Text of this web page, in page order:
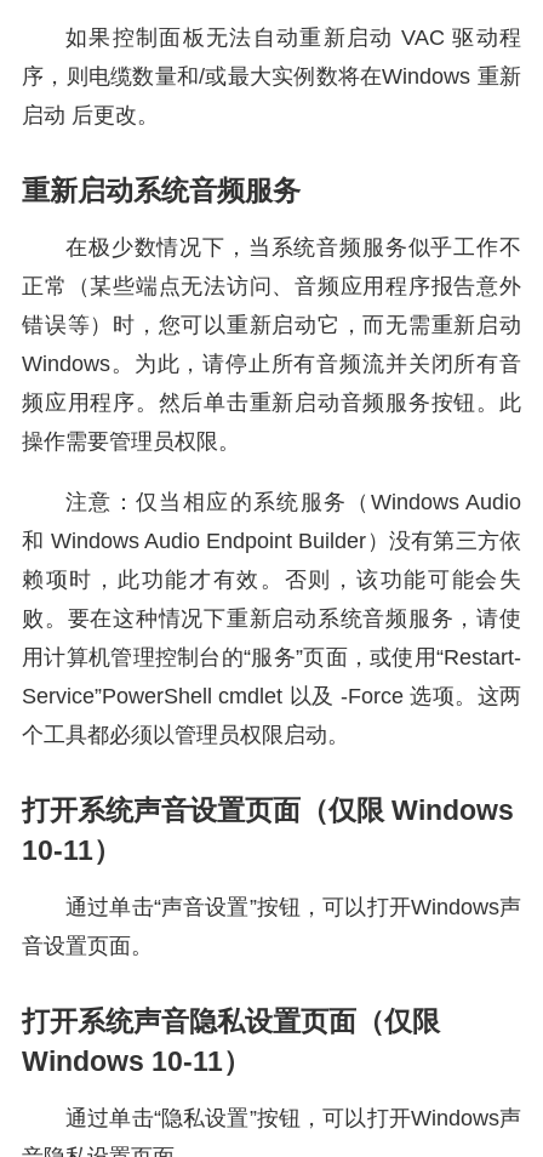
如果控制面板无法自动重新启动 VAC 驱动程
序，则电缆数量和/或最大实例数将在Windows 重新
启动 后更改。
重新启动系统音频服务
在极少数情况下，当系统音频服务似乎工作不
正常（某些端点无法访问、音频应用程序报告意外
错误等）时，您可以重新启动它，而无需重新启动
Windows。为此，请停止所有音频流并关闭所有音
频应用程序。然后单击重新启动音频服务按钮。此
操作需要管理员权限。
注意：仅当相应的系统服务（Windows Audio
和 Windows Audio Endpoint Builder）没有第三方依
赖项时，此功能才有效。否则，该功能可能会失
败。要在这种情况下重新启动系统音频服务，请使
用计算机管理控制台的“服务”页面，或使用“Restart-
Service”PowerShell cmdlet 以及 -Force 选项。这两
个工具都必须以管理员权限启动。
打开系统声音设置页面（仅限 Windows
10-11）
通过单击“声音设置”按钮，可以打开Windows声
音设置页面。
打开系统声音隐私设置页面（仅限
Windows 10-11）
通过单击“隐私设置”按钮，可以打开Windows声